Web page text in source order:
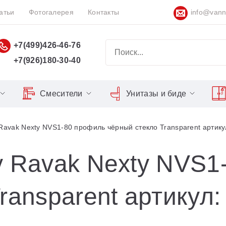
Фотогалерея Контакты
+7(499)426-46-76
+7(926)180-30-40
Душевые двери
Душевые уголки
Сиденья OVO для душевых
Domino
Formy
Freedom
Смесители
Серия Flat
Серия LIFE
Серия Neo
Унитазы и биде
Сиденья для унитазов
Cool
Nexty
Nexty NVS1-80 профиль чёрный стекло Transparent
Ravak Nexty